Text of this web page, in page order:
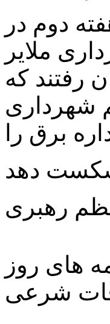
دوم در
شهرداری ملایر
رفتند که
شهرداری
برق را
دهد
رهبری
های روز
شرعی